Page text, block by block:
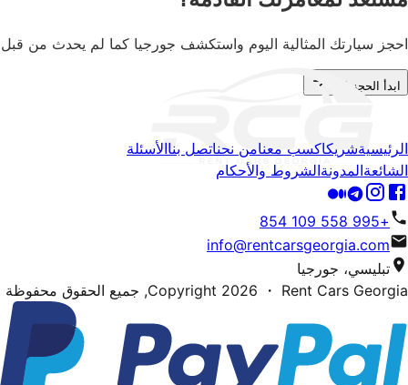
احجز سيارتك المثالية اليوم واستكشف جورجيا كما لم يحدث من قبل
ابدأ الحجز الآن
الرئيسيةشريكاكسب معنامن نحناتصل بناالأسئلة
الشائعةالمدونةالشروط والأحكام
+995 558 109 854
info@rentcarsgeorgia.com
تبليسي، جورجيا
Copyright 2026 ・ Rent Cars Georgia, جميع الحقوق محفوظة